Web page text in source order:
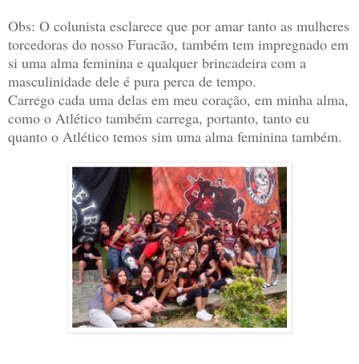
Obs: O colunista esclarece que por amar tanto as mulheres
torcedoras do nosso Furacão, também tem impregnado em
si uma alma feminina e qualquer brincadeira com a
masculinidade dele é pura perca de tempo.
Carrego cada uma delas em meu coração, em minha alma,
como o Atlético também carrega, portanto, tanto eu
quanto o Atlético temos sim uma alma feminina também.